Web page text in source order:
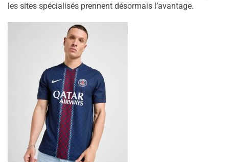
les sites spécialisés prennent désormais l’avantage.